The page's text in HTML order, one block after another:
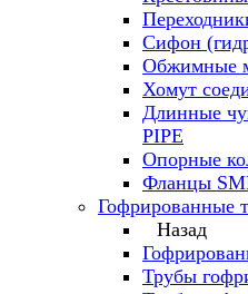
Сифон
Обжимные
Хомут
Длинные
PIPE
Опорные
Фланцы
Гофрированные
Назад
Трубы